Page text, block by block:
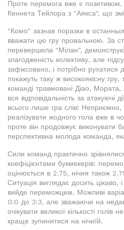
Проте перемога вже є позитивом.
Кеннета Тейлора з "Аякса", що
"Комо" зазнав поразки в
вважати цю гру провальною. За
перевершила "Мілан",
злагодженість колективу, але
зафіксовано, і потрібно рухатися
покажуть таку ж високоякісну
команді травмовані Діао, Мората,
вся відповідальність за атакуючі
всього лише гра слів!
реалізувати жодного гола вже в
проте він продовжує виконувати
перспективна молода команда,
Сили команд практично
коефіцієнтами букмекерів:
оцінюється в 2.75, нічия також
Ситуація виглядає досить цікаво,
вийде переможцем. Можливі
0:0 до 3:3, але зважаючи на
очікувати великої кількості
краще зупинитися на нічиїй.